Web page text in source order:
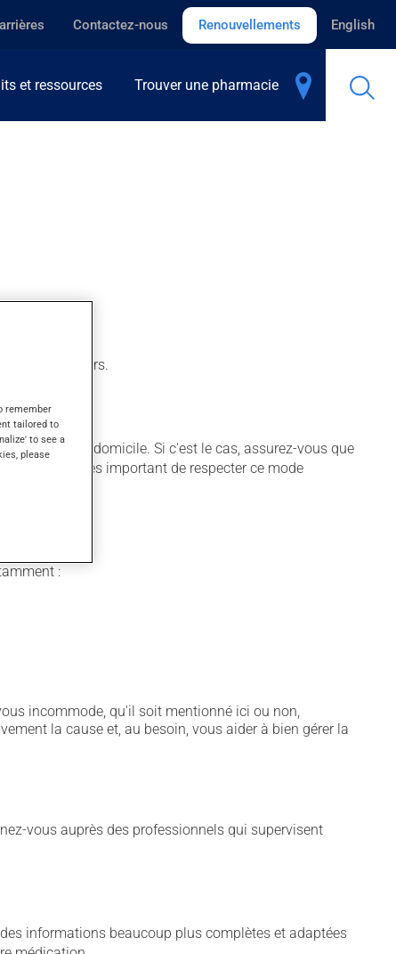
Contactez-nous Renouvellements English
et ressources Trouver une pharmacie
quelques jours.
être utilisé à domicile. Si c'est le cas, assurez-vous que
Il est très important de respecter ce mode
:
incommode, qu'il soit mentionné ici ou non,
la cause et, au besoin, vous aider à bien gérer la
vous auprès des professionnels qui supervisent
informations beaucoup plus complètes et adaptées
remember
tailored to
to see a
please